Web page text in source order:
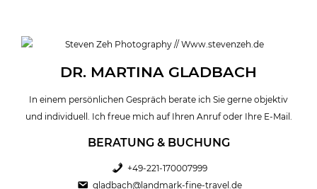
DR. MARTINA GLADBACH
In einem persönlichen Gespräch berate ich Sie gerne objektiv
und individuell. Ich freue mich auf Ihren Anruf oder Ihre E-Mail.
BERATUNG & BUCHUNG
+49-221-170007999
gladbach@landmark-fine-travel.de